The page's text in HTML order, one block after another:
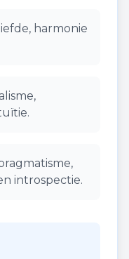
harmonie
introspectie.